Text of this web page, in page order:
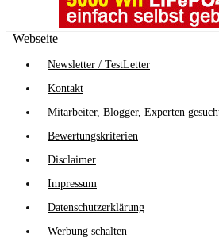
Webseite
Newsletter / TestLetter
Kontakt
Mitarbeiter, Blogger, Experten
Bewertungskriterien
Disclaimer
Impressum
Datenschutzerklärung
Werbung schalten